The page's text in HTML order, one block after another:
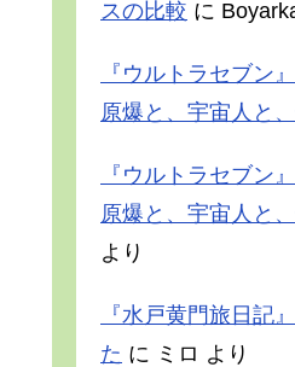
スの比較 に
『ウルトラセブン
原爆と、宇宙人と
『ウルトラセブン
原爆と、宇宙人と
より
『水戸黄門旅日記
た に ミロ より